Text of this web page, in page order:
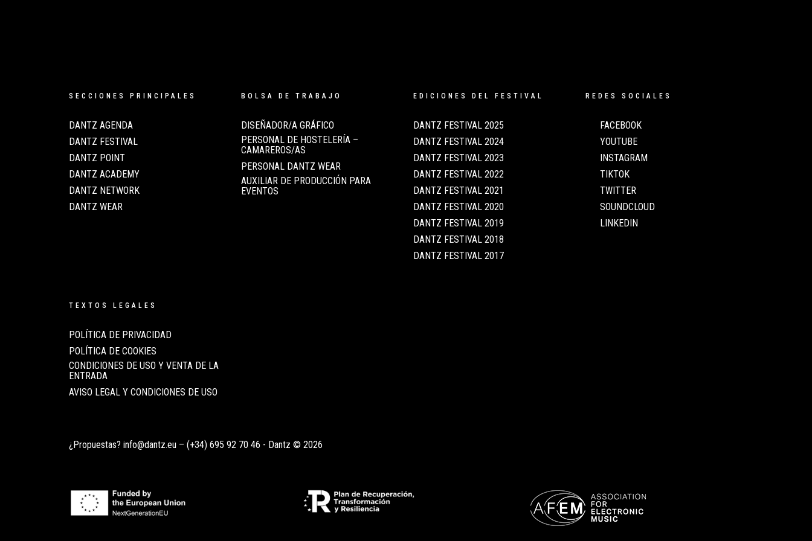
SECCIONES PRINCIPALES
DANTZ AGENDA
DANTZ FESTIVAL
DANTZ POINT
DANTZ ACADEMY
DANTZ NETWORK
DANTZ WEAR
BOLSA DE TRABAJO
DISEÑADOR/A GRÁFICO
PERSONAL DE HOSTELERÍA –
CAMAREROS/AS
PERSONAL DANTZ WEAR
AUXILIAR DE PRODUCCIÓN PARA
EVENTOS
EDICIONES DEL FESTIVAL
DANTZ FESTIVAL 2025
DANTZ FESTIVAL 2024
DANTZ FESTIVAL 2023
DANTZ FESTIVAL 2022
DANTZ FESTIVAL 2021
DANTZ FESTIVAL 2020
DANTZ FESTIVAL 2019
DANTZ FESTIVAL 2018
DANTZ FESTIVAL 2017
REDES SOCIALES
FACEBOOK
YOUTUBE
INSTAGRAM
TIKTOK
TWITTER
SOUNDCLOUD
LINKEDIN
TEXTOS LEGALES
POLÍTICA DE PRIVACIDAD
POLÍTICA DE COOKIES
CONDICIONES DE USO Y VENTA DE LA
ENTRADA
AVISO LEGAL Y CONDICIONES DE USO
¿Propuestas? info@dantz.eu – (+34) 695 92 70 46 - Dantz © 2026